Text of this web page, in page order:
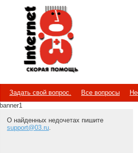
Internet
Скорая помощь
Задать свой вопрос. Все вопросы
banner1
О найденных недочетах пишите
support@03.ru.